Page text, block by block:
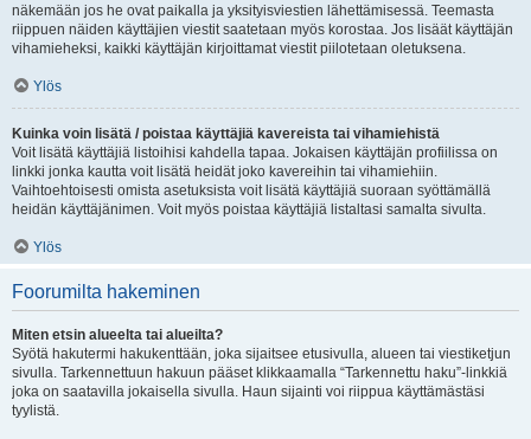
näkemään jos he ovat paikalla ja yksityisviestien lähettämisessä. Teemasta
riippuen näiden käyttäjien viestit saatetaan myös korostaa. Jos lisäät käyttäjän
vihamieheksi, kaikki käyttäjän kirjoittamat viestit piilotetaan oletuksena.
Ylös
Kuinka voin lisätä / poistaa käyttäjiä kavereista tai vihamiehistä
Voit lisätä käyttäjiä listoihisi kahdella tapaa. Jokaisen käyttäjän profiilissa on
linkki jonka kautta voit lisätä heidät joko kavereihin tai vihamiehiin.
Vaihtoehtoisesti omista asetuksista voit lisätä käyttäjiä suoraan syöttämällä
heidän käyttäjänimen. Voit myös poistaa käyttäjiä listaltasi samalta sivulta.
Ylös
Foorumilta hakeminen
Miten etsin alueelta tai alueilta?
Syötä hakutermi hakukenttään, joka sijaitsee etusivulla, alueen tai viestiketjun
sivulla. Tarkennettuun hakuun pääset klikkaamalla “Tarkennettu haku”-linkkiä
joka on saatavilla jokaisella sivulla. Haun sijainti voi riippua käyttämästäsi
tyylistä.